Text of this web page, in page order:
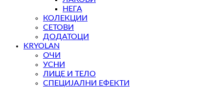
НЕГА
КОЛЕКЦИИ
СЕТОВИ
ДОДАТОЦИ
KRYOLAN
ОЧИ
УСНИ
ЛИЦЕ И ТЕЛО
СПЕЦИЈАЛНИ ЕФЕКТИ